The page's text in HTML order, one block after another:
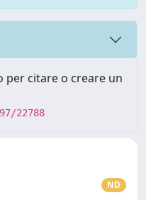
per citare o creare un
22788
ND